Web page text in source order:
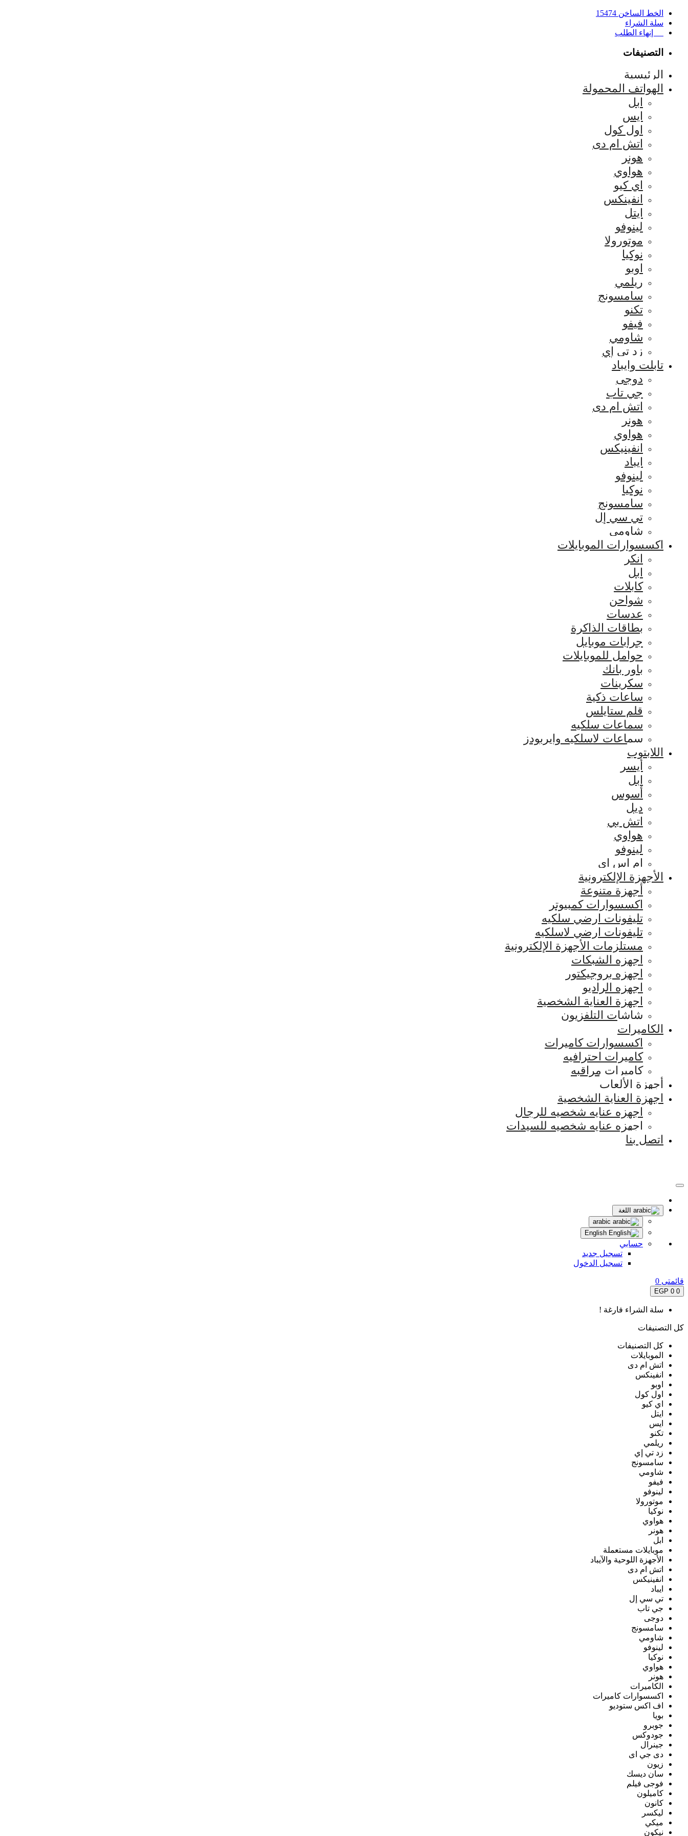
الخط الساخن 15474
سلة الشراء
إنهاء الطلب
التصنيفات
الرئيسية
الهواتف المحمولة
ابل
ايس
اول كول
اتش ام دى
هونر
هواوي
اي كيو
انفينكس
ايتل
لينوفو
موتورولا
نوكيا
اوبو
ريلمي
سامسونج
تكنو
فيفو
شاومي
زد تي إي
تابلت وايباد
دوجى
جي تاب
اتش ام دى
هونر
هواوي
انفينيكس
ايباد
لينوفو
نوكيا
سامسونج
تي سي إل
شاومي
اكسسوارات الموبايلات
انكر
ابل
كابلات
شواحن
عدسات
بطاقات الذاكرة
جرابات موبايل
حوامل للموبايلات
باور بانك
سكرينات
ساعات ذكية
قلم ستايلس
سماعات سلكيه
سماعات لاسلكيه وايربودز
اللابتوب
أيسر
ابل
أسوس
ديل
اتش بي
هواوي
لينوفو
ام اس اي
الأجهزة الإلكترونية
أجهزة متنوعة
اكسسوارات كمبيوتر
تليفونات ارضي سلكيه
تليفونات ارضي لاسلكيه
مستلزمات الأجهزة الإلكترونية
اجهزه الشبكات
اجهزه بروجيكتور
اجهزه الراديو
اجهزة العناية الشخصية
شاشات التلفزيون
الكاميرات
اكسسوارات كاميرات
كاميرات احترافيه
كاميرات مراقبه
أجهزة الألعاب
اجهزة العناية الشخصية
اجهزه عنايه شخصيه للرجال
اجهزه عنايه شخصيه للسيدات
اتصل بنا
اللغة
حسابي
تسجيل جديد
تسجيل الدخول
قائمتى 0
0
0 EGP
سلة الشراء فارغة !
كل التصنيفات
كل التصنيفات
الموبايلات
اتش ام دى
انفينكس
اوبو
اول كول
اي كيو
ايتل
ايس
تكنو
ريلمي
زد تي إي
سامسونج
شاومي
فيفو
لينوفو
موتورولا
نوكيا
هواوي
هونر
ابل
موبايلات مستعملة
الأجهزة اللوحية والآيباد
اتش ام دى
انفينيكس
ايباد
تي سي إل
جي تاب
دوجى
سامسونج
شاومي
لينوفو
نوكيا
هواوي
هونر
الكاميرات
اكسسوارات كاميرات
اف اكس ستوديو
بويا
جوبرو
جودوكس
جينرال
دى جي اى
زيون
سان ديسك
فوجى فيلم
كاميلون
كانون
ليكسر
ميكي
نيكون